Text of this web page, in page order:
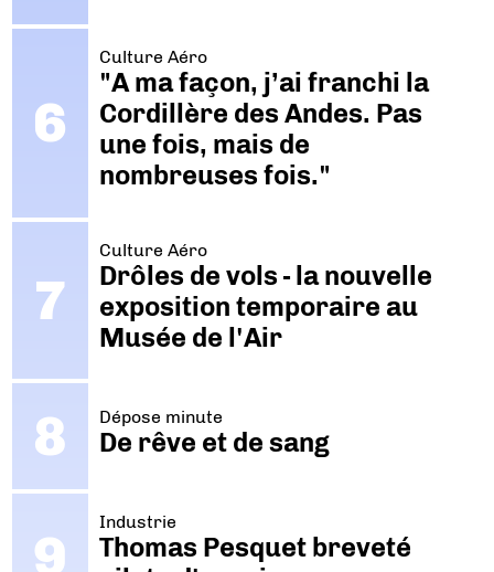
Culture Aéro
"A ma façon, j’ai franchi la
Cordillère des Andes. Pas
une fois, mais de
nombreuses fois."
Culture Aéro
Drôles de vols - la nouvelle
exposition temporaire au
Musée de l'Air
Dépose minute
De rêve et de sang
Industrie
Thomas Pesquet breveté